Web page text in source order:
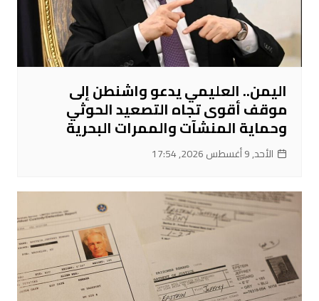
اليمن.. العليمي يدعو واشنطن إلى
موقف أقوى تجاه التصعيد الحوثي
وحماية المنشآت والممرات البحرية
الأحد, 9 أغسطس 2026, 17:54